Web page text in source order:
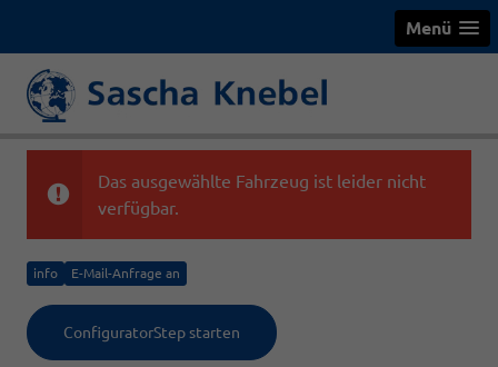
Menü
Das ausgewählte Fahrzeug ist leider nicht
verfügbar.
info E-Mail-Anfrage an
ConfiguratorStep starten